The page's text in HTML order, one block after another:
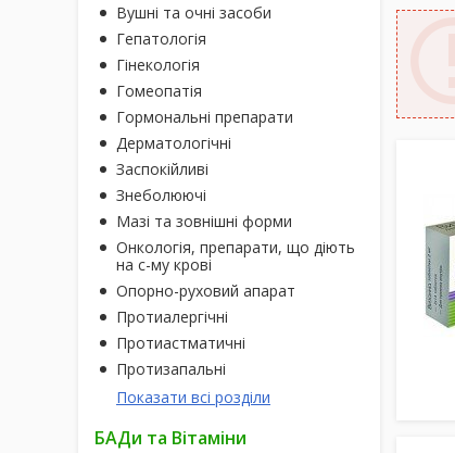
Вушні та очні засоби
Гепатологія
Гінекологія
Гомеопатія
Гормональні препарати
Дерматологічні
Заспокійливі
Знеболюючі
Мазі та зовнішні форми
Онкологія, препарати, що діють
на с-му крові
Опорно-руховий апарат
Протиалергічні
Протиастматичні
Протизапальні
Показати всі розділи
БАДи та Вітаміни